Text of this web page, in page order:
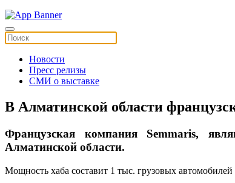
Новости
Пресс релизы
СМИ о выставке
В Алматинской области
Французская компания Semmaris,
Алматинской области.
Мощность хаба составит 1 тыс. грузовых